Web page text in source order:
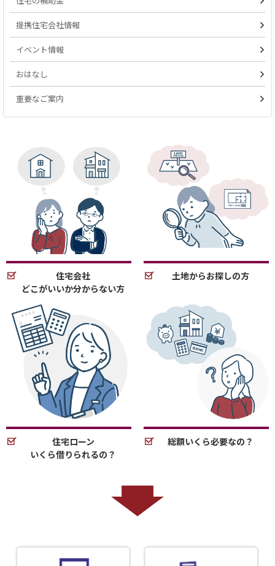
提携住宅会社情報
イベント情報
おはなし
重要なご案内
住宅会社
どこがいいか分からない方
土地からお探しの方
住宅ローン
いくら借りられるの？
総額いくら必要なの？